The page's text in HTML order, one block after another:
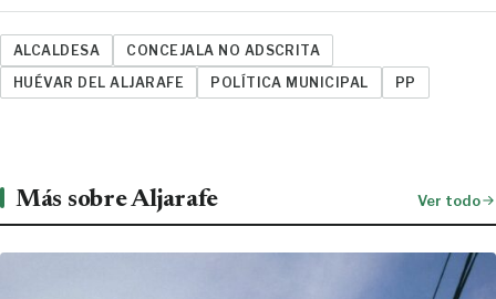
ALCALDESA
CONCEJALA NO ADSCRITA
HUÉVAR DEL ALJARAFE
POLÍTICA MUNICIPAL PP
Más sobre Aljarafe Ver todo